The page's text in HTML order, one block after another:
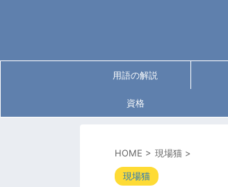
用語の解説
資格
HOME > 現場猫 >
現場猫